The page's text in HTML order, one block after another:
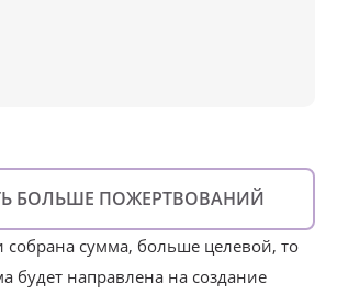
БОЛЬШЕ ПОЖЕРТВОВАНИЙ
собрана сумма, больше целевой, то
будет направлена на создание